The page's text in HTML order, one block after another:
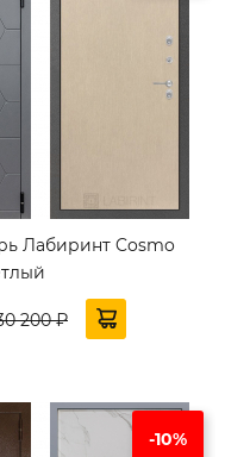
Лабиринт Cosmo
200 ₽
-10%